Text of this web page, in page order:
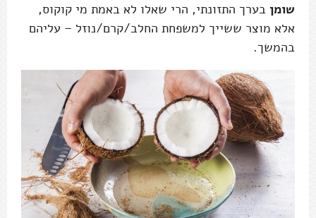
שומן בערך התזונתי, הרי שאלו לא באמת מי קוקוס,
אלא מוצר ששייך למשפחת החלב/קרם/נוזל – עליהם
בהמשך.